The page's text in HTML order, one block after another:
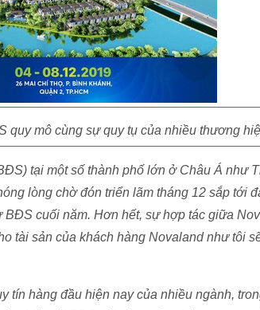
quy mô cùng sự quy tụ của nhiều thương
tại một số thành phố lớn ở Châu Á như
lòng chờ đón triển lãm tháng 12 sắp tới
cuối năm. Hơn hết, sự hợp tác giữa
tài sản của khách hàng Novaland như tôi
tín hàng đầu hiện nay của nhiều ngành,